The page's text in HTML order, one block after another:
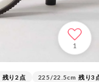
1
残り2点 225/22.5cm 残り3